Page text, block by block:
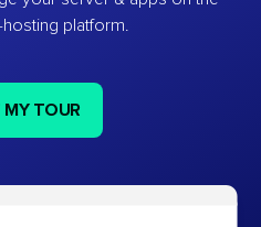
platform.
MY TOUR